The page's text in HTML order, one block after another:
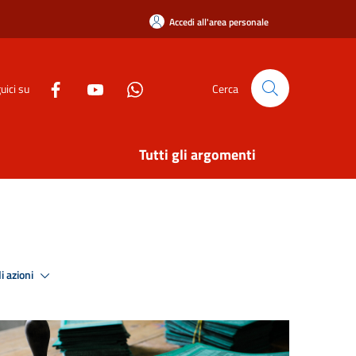
Accedi all'area personale
su Cerca
Tutti gli argomenti
azioni